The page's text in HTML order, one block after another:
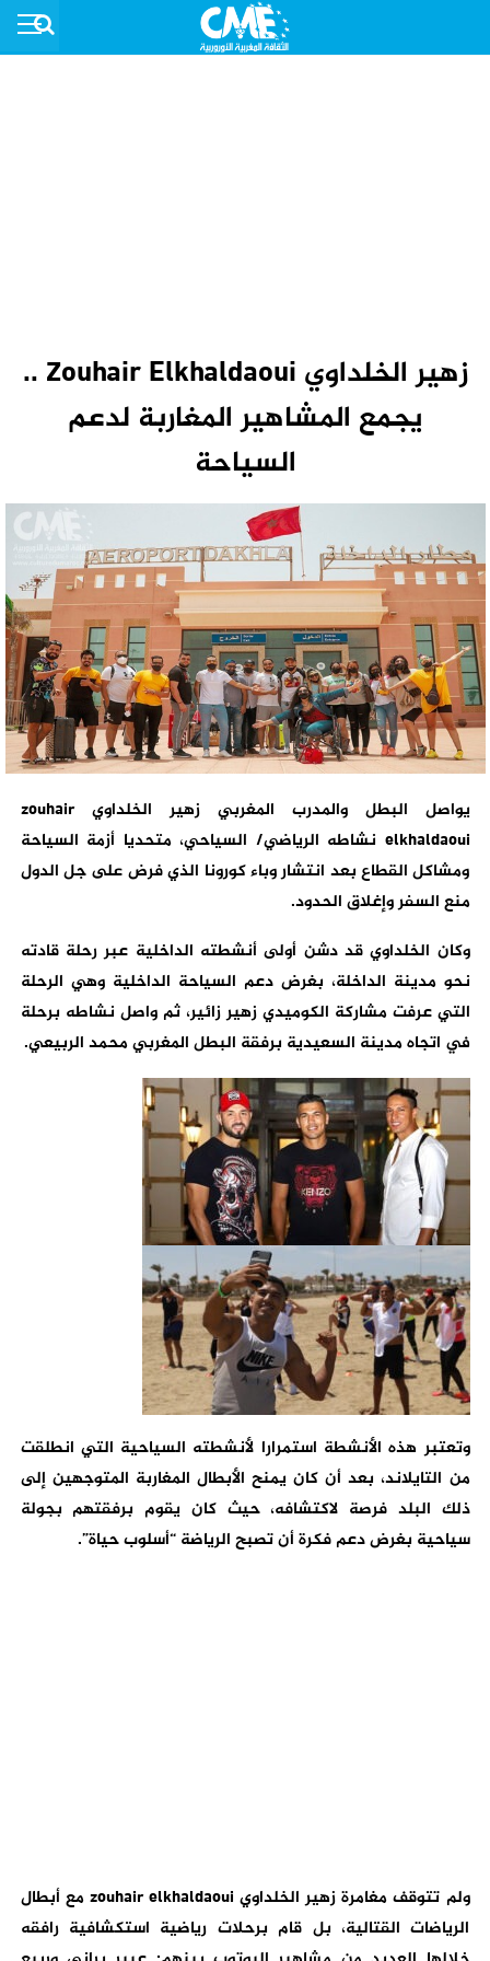
زهير الخلداوي Zouhair Elkhaldaoui ..
يجمع المشاهير المغاربة لدعم
السياحة
يواصل البطل والمدرب المغربي زهير الخلداوي zouhair
elkhaldaoui نشاطه الرياضي/ السياحي، متحديا أزمة السياحة
ومشاكل القطاع بعد انتشار وباء كورونا الذي فرض على جل الدول
منع السفر وإغلاق الحدود.
وكان الخلداوي قد دشن أولى أنشطته الداخلية عبر رحلة قادته
نحو مدينة الداخلة، بغرض دعم السياحة الداخلية وهي الرحلة
التي عرفت مشاركة الكوميدي زهير زائير، ثم واصل نشاطه برحلة
في اتجاه مدينة السعيدية برفقة البطل المغربي محمد الربيعي.
وتعتبر هذه الأنشطة استمرارا لأنشطته السياحية التي انطلقت
من التايلاند، بعد أن كان يمنح الأبطال المغاربة المتوجهين إلى
ذلك البلد فرصة لاكتشافه، حيث كان يقوم برفقتهم بجولة
سياحية بغرض دعم فكرة أن تصبح الرياضة “أسلوب حياة”.
ولم تتوقف مغامرة زهير الخلداوي zouhair elkhaldaoui مع أبطال
الرياضات القتالية، بل قام برحلات رياضية استكشافية رافقه